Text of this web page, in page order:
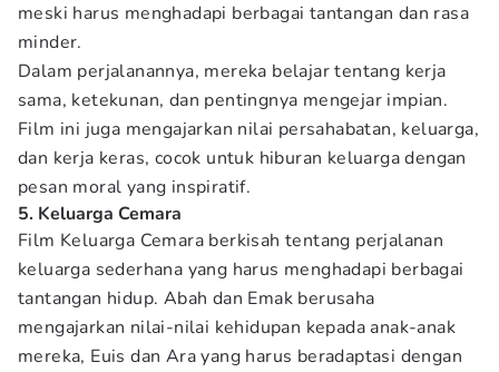
meski harus menghadapi berbagai tantangan dan rasa
minder.
Dalam perjalanannya, mereka belajar tentang kerja
sama, ketekunan, dan pentingnya mengejar impian.
Film ini juga mengajarkan nilai persahabatan, keluarga,
dan kerja keras, cocok untuk hiburan keluarga dengan
pesan moral yang inspiratif.
5. Keluarga Cemara
Film Keluarga Cemara berkisah tentang perjalanan
keluarga sederhana yang harus menghadapi berbagai
tantangan hidup. Abah dan Emak berusaha
mengajarkan nilai-nilai kehidupan kepada anak-anak
mereka, Euis dan Ara yang harus beradaptasi dengan